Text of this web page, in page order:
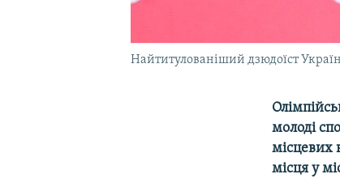
Найтитулованіший дзюдоїст
молоді
місцевих
місця у